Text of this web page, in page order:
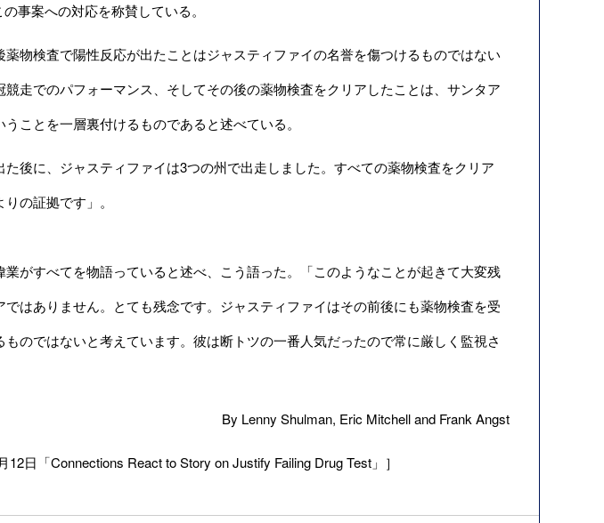
事案への対応を称賛している。
物検査で陽性反応が出たことはジャスティファイの名誉を傷つけるものではない
走でのパフォーマンス、そしてその後の薬物検査をクリアしたことは、サンタア
ことを一層裏付けるものであると述べている。
後に、ジャスティファイは3つの州で出走しました。すべての薬物検査をクリア
の証拠です」。
がすべてを物語っていると述べ、こう語った。「このようなことが起きて大変残
はありません。とても残念です。ジャスティファイはその前後にも薬物検査を受
のではないと考えています。彼は断トツの一番人気だったので常に厳しく監視さ
By Lenny Shulman, Eric Mitchell and Frank Angst
12日「Connections React to Story on Justify Failing Drug Test」］